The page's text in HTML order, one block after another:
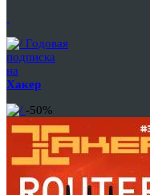
Годовая
подписка
на
Хакер
-50%